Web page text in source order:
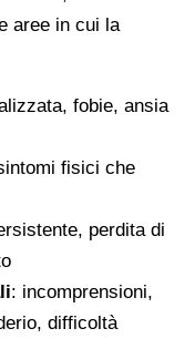
aree in cui la
fobie, ansia
fisici che
perdita di
: incomprensioni,
difficoltà